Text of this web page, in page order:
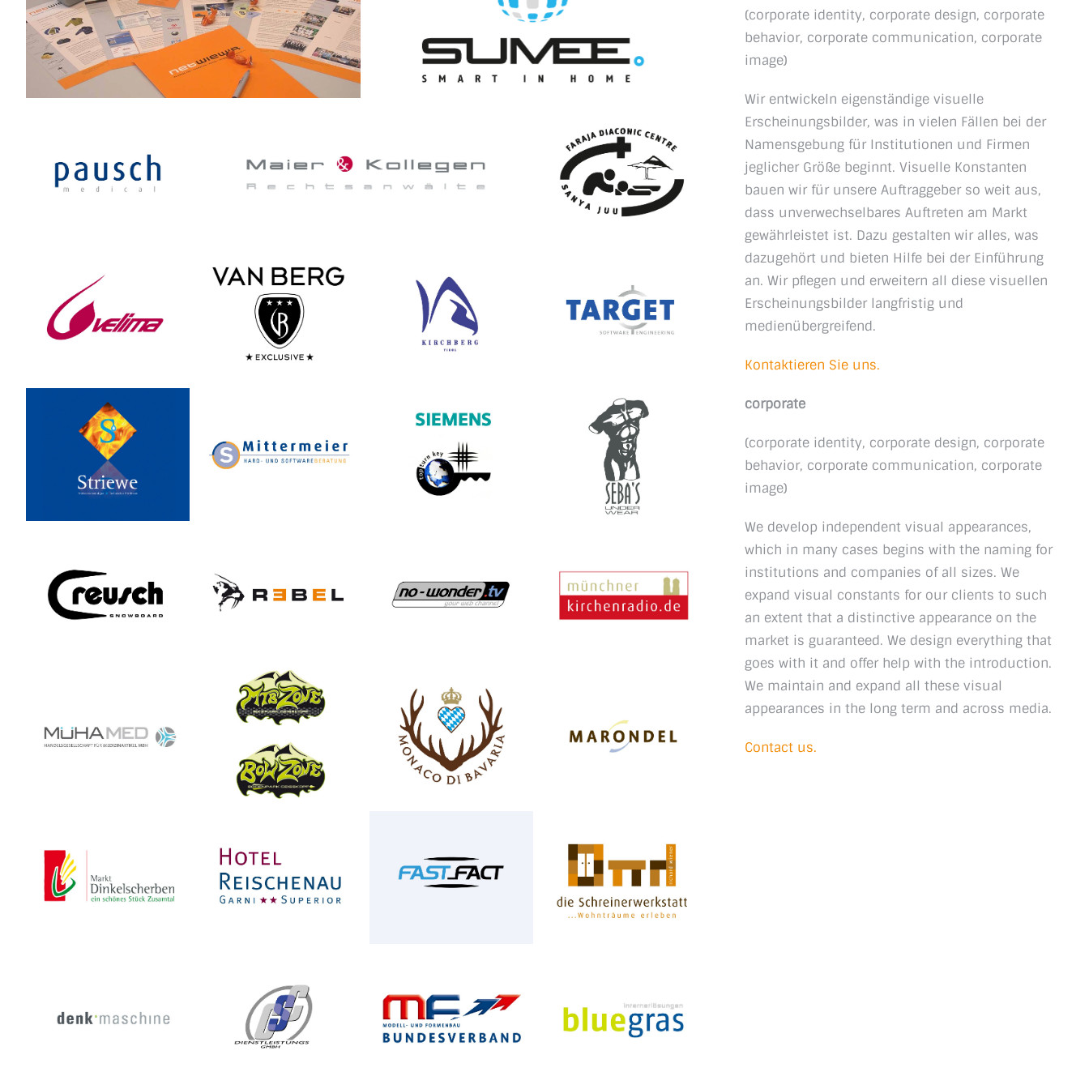
(corporate identity, corporate design, corporate
behavior, corporate communication, corporate
image)
Wir entwickeln eigenständige visuelle
Erscheinungsbilder, was in vielen Fällen bei der
Namensgebung für Institutionen und Firmen
jeglicher Größe beginnt. Visuelle Konstanten
bauen wir für unsere Auftraggeber so weit aus,
dass unverwechselbares Auftreten am Markt
gewährleistet ist. Dazu gestalten wir alles, was
dazugehört und bieten Hilfe bei der Einführung
an. Wir pﬂegen und erweitern all diese visuellen
Erscheinungsbilder langfristig und
medienübergreifend.
Kontaktieren Sie uns.
corporate
(corporate identity, corporate design, corporate
behavior, corporate communication, corporate
image)
We develop independent visual appearances,
which in many cases begins with the naming for
institutions and companies of all sizes. We
expand visual constants for our clients to such
an extent that a distinctive appearance on the
market is guaranteed. We design everything that
goes with it and offer help with the introduction.
We maintain and expand all these visual
appearances in the long term and across media.
Contact us.